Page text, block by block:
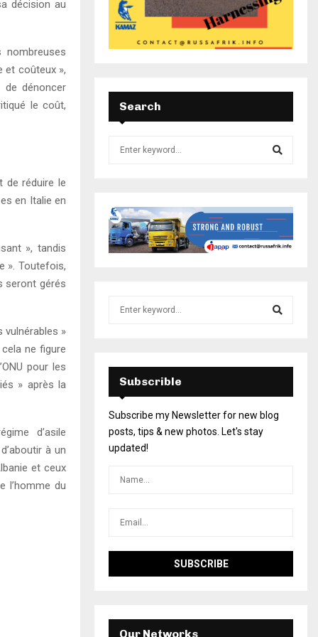
décision au
et coûteux »,
de dénoncer
le coût,
de réduire le
en Italie en
», tandis
». Toutefois,
seront gérés
vulnérables »
ne figure
pour les
» après la
d’asile
à un
et ceux
l’homme du
Search
Subscrible
Subscribe my Newsletter for new blog
posts, tips & new photos. Let's stay
updated!
Our Networks